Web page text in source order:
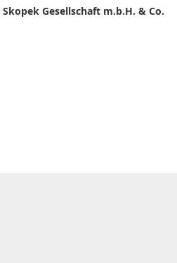
Gesellschaft m.b.H. & Co.